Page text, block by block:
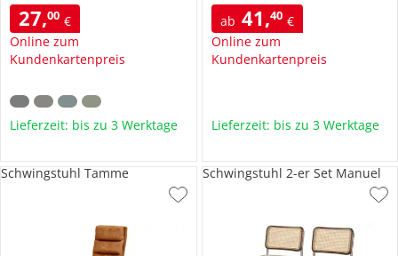
27,00 €
Online zum
Kundenkartenpreis
Lieferzeit: bis zu 3 Werktage
ab 41,40 €
Online zum
Kundenkartenpreis
Lieferzeit: bis zu 3 Werktage
Schwingstuhl Tamme Schwingstuhl 2-er Set Manuel